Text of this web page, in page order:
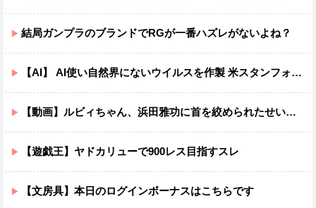
結局ガンプラのブランドでRGが一番ハズレがないよね？
【AI】 AI使い自然界にないウイルスを作製 米スタンフォード大学が成果発表
【動画】ルビィちゃん、浜田雅功に首を絞められたせいで段々おかしな仕事が増える
【遊戯王】ヤドカリューで900レス目指すスレ
【文房具】本日のログインボーナスはこちらです